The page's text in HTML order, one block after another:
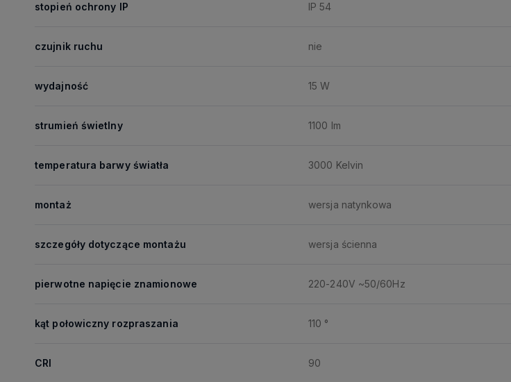
stopień ochrony IP IP 54
czujnik ruchu nie
wydajność 15 W
strumień świetlny 1100 lm
temperatura barwy światła 3000 Kelvin
montaż wersja natynkowa
szczegóły dotyczące montażu wersja ścienna
pierwotne napięcie znamionowe 220-240V ~50/60Hz
kąt połowiczny rozpraszania 110 °
CRI 90